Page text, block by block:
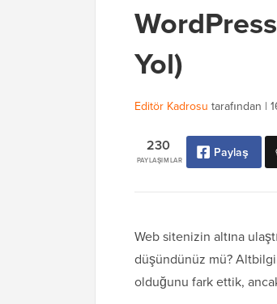
Yol)
Editör Kadrosu tarafından |
PAYLAŞIMLAR
230 Paylaş
Web sitenizin altına
düşündünüz mü?
olduğunu fark ettik,